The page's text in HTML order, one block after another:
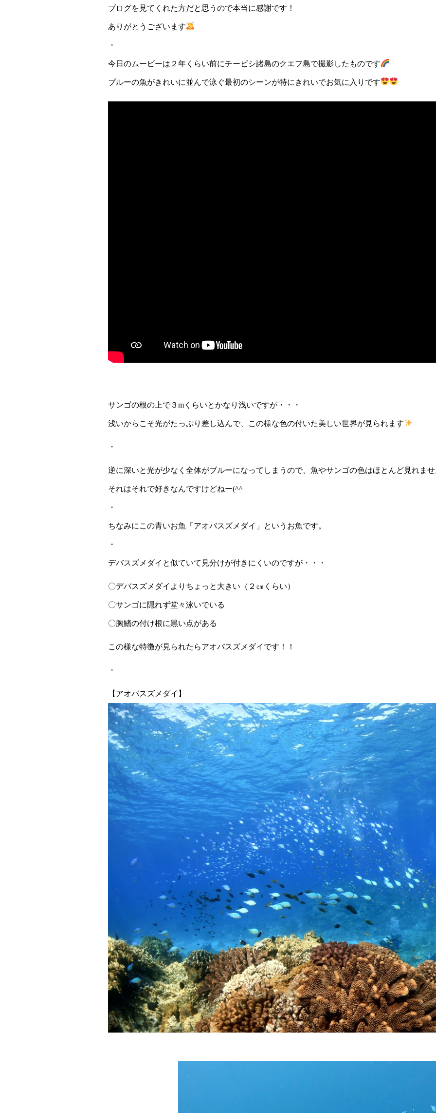
ブログを見てくれた方だと思うので本当に感謝です！
ありがとうございます
・
今日のムービーは２年くらい前にチービシ諸島のクエフ島で撮影したものです
ブルーの魚がきれいに並んで泳ぐ最初のシーンが特にきれいでお気に入りです
サンゴの根の上で３mくらいとかなり浅いですが・・・
浅いからこそ光がたっぷり差し込んで、この様な色の付いた美しい世界が見られます
・
逆に深いと光が少なく全体がブルーになってしまうので、魚やサンゴの色はほとんど見れま
それはそれで好きなんですけどねー(^^ゞ
・
ちなみにこの青いお魚「アオバスズメダイ」というお魚です。
・
デバスズメダイと似ていて見分けが付きにくいのですが・・・
〇デバスズメダイよりちょっと大きい（２㎝くらい）
〇サンゴに隠れず堂々泳いでいる
〇胸鰭の付け根に黒い点がある
この様な特徴が見られたらアオバスズメダイです！！
・
【アオバスズメダイ】